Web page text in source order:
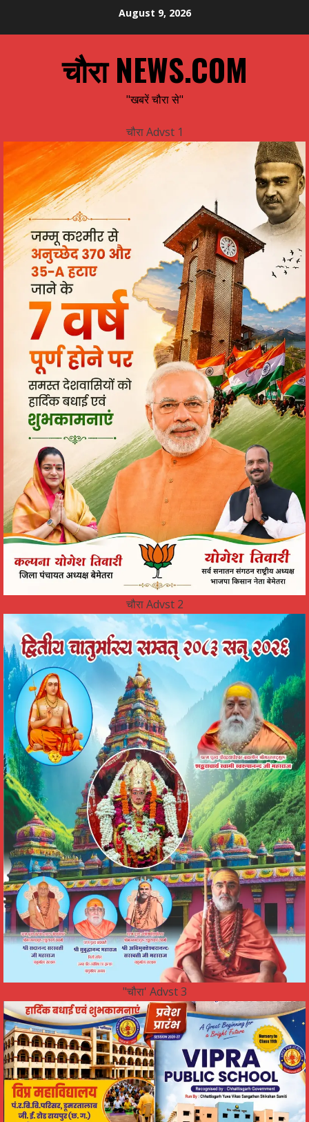
August 9, 2026
चौरा NEWS.COM
"खबरें चौरा से"
चौरा Advst 1
चौरा Advst 2
"चौरा' Advst 3